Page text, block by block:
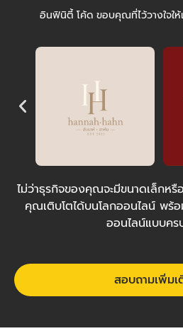
อินฟินิตี้ โค้ด ขอบคุณที่ไว้วางใจใ
ไม่ว่าธุรกิจของคุณจะมีขนาดเล็กหรื
คุณเติบโตได้บนโลกออนไลน์ พร้อ
ออนไลน์แบบคร
สอบถามเพิ่มเ